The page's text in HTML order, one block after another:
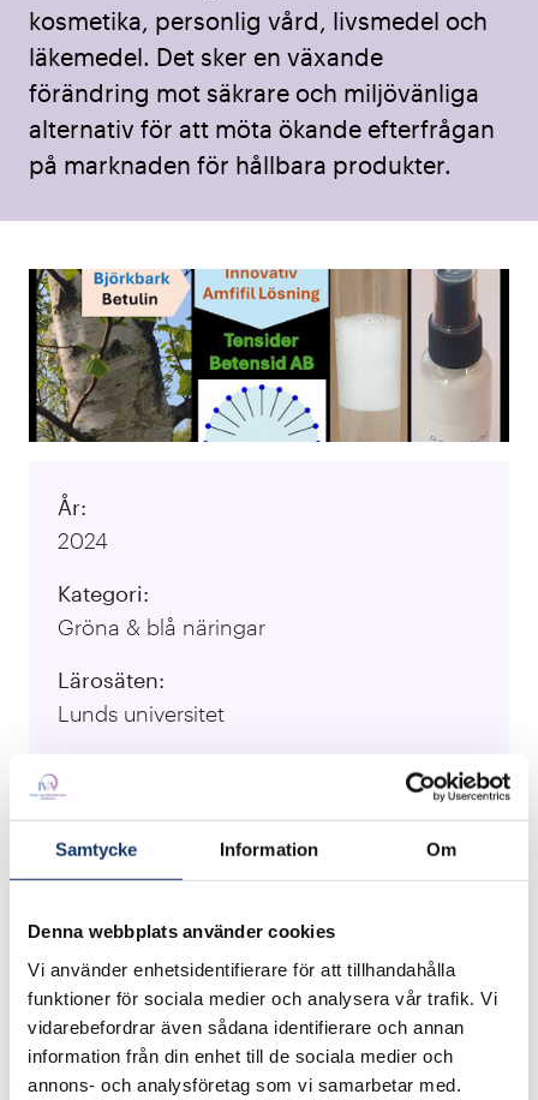
Samtycke Information Om
Denna webbplats använder cookies
Vi använder enhetsidentifierare för att tillhandahålla
funktioner för sociala medier och analysera vår trafik. Vi
vidarebefordrar även sådana identifierare och annan
information från din enhet till de sociala medier och
annons- och analysföretag som vi samarbetar med.
kosmetika, personlig vård, livsmedel och
läkemedel. Det sker en växande
förändring mot säkrare och miljövänliga
alternativ för att möta ökande efterfrågan
på marknaden för hållbara produkter.
År:
2024
Kategori:
Gröna & blå näringar
Lärosäten:
Lunds universitet
Sang Hyun Pyo, Leif Nilsson, Yoonsun Pyo
Besök projektets webbplats
Den globala marknaden för tensider, värderad
till 45,5 miljarder USD 2023, utvecklas med
ökande efterfrågan från konsumenter på säkrare
och mer hållbara produkter inom kosmetika,
personlig vård, livsmedel och läkemedelsindustri.